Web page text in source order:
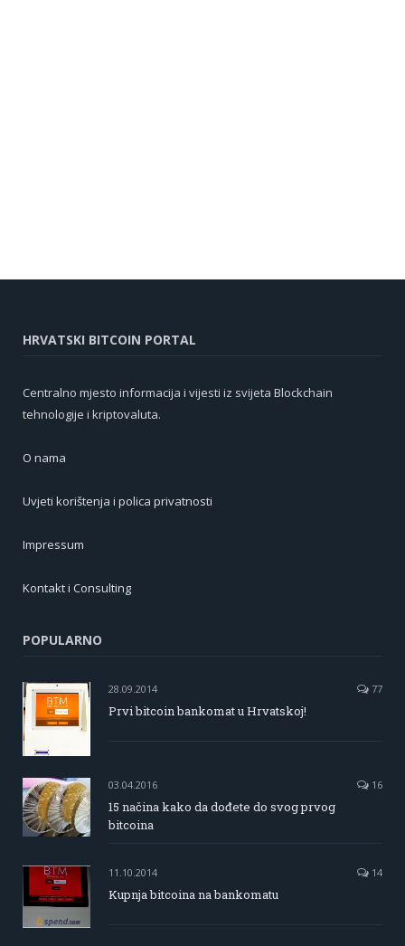
HRVATSKI BITCOIN PORTAL
Centralno mjesto informacija i vijesti iz svijeta Blockchain
tehnologije i kriptovaluta.
O nama
Uvjeti korištenja i polica privatnosti
Impressum
Kontakt i Consulting
POPULARNO
28.09.2014 77
Prvi bitcoin bankomat u Hrvatskoj!
03.04.2016 16
15 načina kako da dođete do svog prvog
bitcoina
11.10.2014 14
Kupnja bitcoina na bankomatu